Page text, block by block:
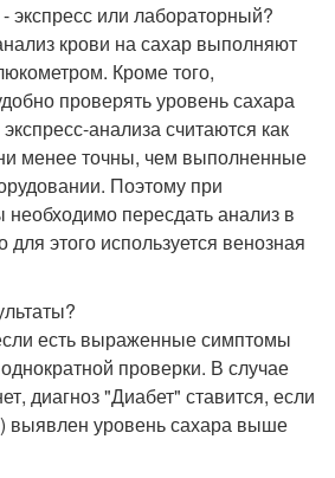
экспресс или лабораторный?
крови на сахар выполняют
Кроме того,
проверять уровень сахара
анализа считаются как
менее точны, чем выполненные
Поэтому при
пересдать анализ в
этого используется венозная
есть выраженные симптомы
проверки. В случае
диагноз "Диабет" ставится, если
выявлен уровень сахара выше